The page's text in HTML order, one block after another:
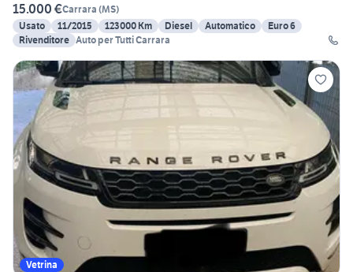
15.000 €Carrara (MS)
Usato
11/2015 123000 Km Diesel Automatico
Euro 6
Rivenditore Auto per Tutti Carrara
Vetrina